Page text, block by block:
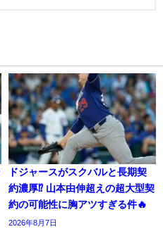
ドジャースがスクバルと長期契
約濃厚⁉︎ 山本由伸超えの超大型契
約の可能性に胸アツすぎる件🔥
2026年8月7日